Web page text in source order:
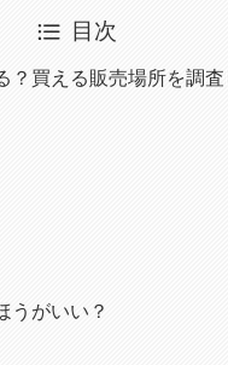
目次
？買える販売場所を調
うがいい？